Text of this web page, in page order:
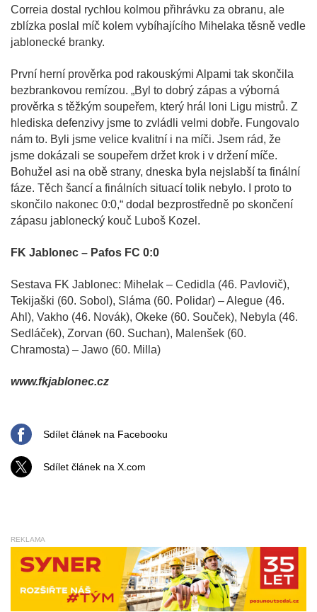
Correia dostal rychlou kolmou přihrávku za obranu, ale
zblízka poslal míč kolem vybíhajícího Mihelaka těsně vedle
jablonecké branky.
První herní prověrka pod rakouskými Alpami tak skončila
bezbrankovou remízou. „Byl to dobrý zápas a výborná
prověrka s těžkým soupeřem, který hrál loni Ligu mistrů. Z
hlediska defenzivy jsme to zvládli velmi dobře. Fungovalo
nám to. Byli jsme velice kvalitní i na míči. Jsem rád, že
jsme dokázali se soupeřem držet krok i v držení míče.
Bohužel asi na obě strany, dneska byla nejslabší ta finální
fáze. Těch šancí a finálních situací tolik nebylo. I proto to
skončilo nakonec 0:0,“ dodal bezprostředně po skončení
zápasu jablonecký kouč Luboš Kozel.
FK Jablonec – Pafos FC 0:0
Sestava FK Jablonec: Mihelak – Cedidla (46. Pavlovič),
Tekijaški (60. Sobol), Sláma (60. Polidar) – Alegue (46.
Ahl), Vakho (46. Novák), Okeke (60. Souček), Nebyla (46.
Sedláček), Zorvan (60. Suchan), Malenšek (60.
Chramosta) – Jawo (60. Milla)
www.fkjablonec.cz
Sdílet článek na Facebooku
Sdílet článek na X.com
REKLAMA